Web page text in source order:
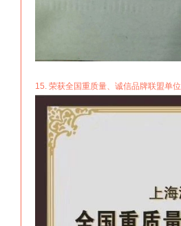
15. 荣获全国重质量、诚信品牌联盟单位